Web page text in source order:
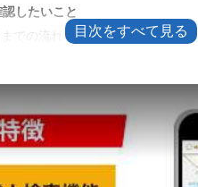
したいこと
での流れ
介護ネットの違い
登録なしでできること
ある？探し方のコツ